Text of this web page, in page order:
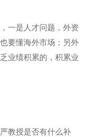
一是人才问题，外资
要懂海外市场；另外
业绩积累的，积累业
教授是否有什么补